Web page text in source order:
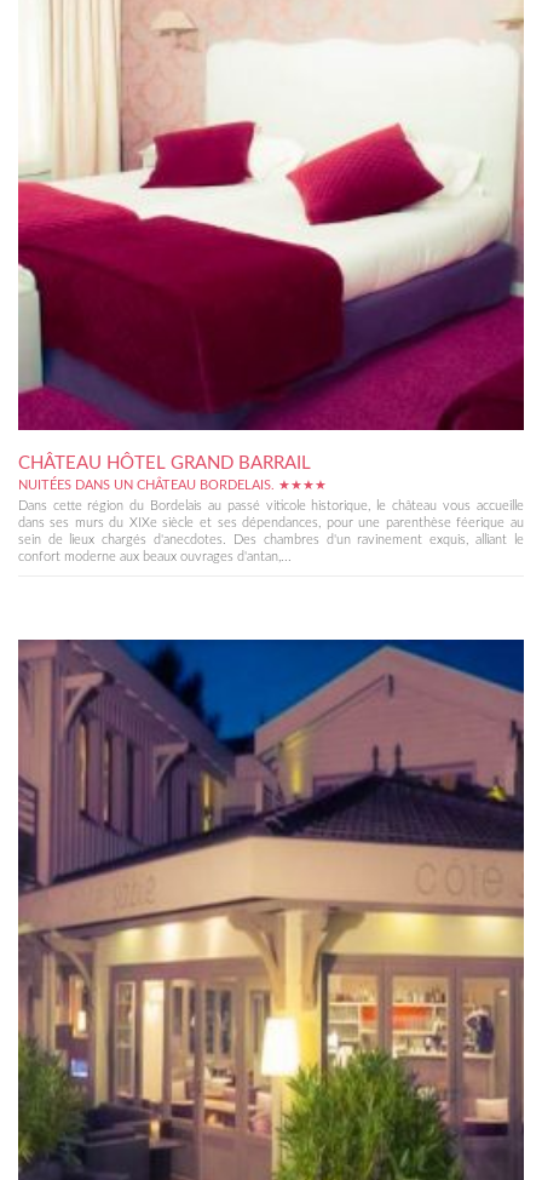
CHÂTEAU HÔTEL GRAND BARRAIL
NUITÉES DANS UN CHÂTEAU BORDELAIS. ★★★★
Dans cette région du Bordelais au passé viticole historique, le château vous accueille
dans ses murs du XIXe siècle et ses dépendances, pour une parenthèse féerique au
sein de lieux chargés d'anecdotes. Des chambres d'un ravinement exquis, alliant le
confort moderne aux beaux ouvrages d'antan,...